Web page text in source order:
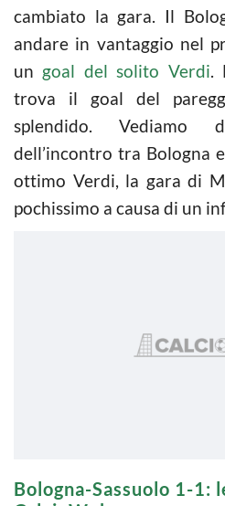
cambiato la gara. Il
andare in vantaggio nel
un goal del solito Verdi.
trova il goal del
splendido. Vediamo
dell’incontro tra Bologna
ottimo Verdi, la gara di
pochissimo a causa di un
Bologna-Sassuolo 1-1: